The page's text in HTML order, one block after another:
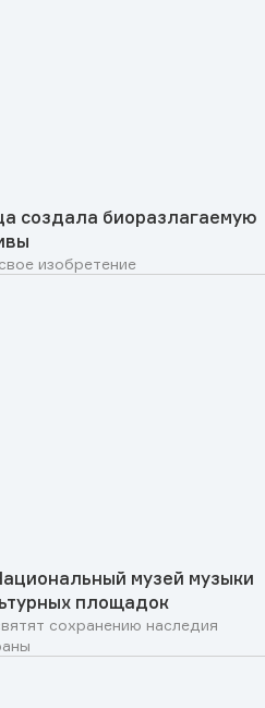
создала биоразлагаемую
изобретение
музей музыки
площадок
сохранению наследия